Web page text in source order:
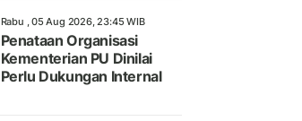
Rabu , 05 Aug 2026, 23:45 WIB
Penataan Organisasi
Kementerian PU Dinilai
Perlu Dukungan Internal